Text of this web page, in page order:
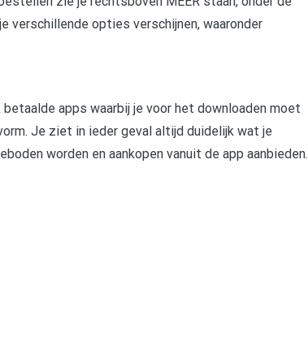
verschillende opties verschijnen, waaronder
apps waarbij je voor het downloaden moet
Je ziet in ieder geval altijd duidelijk wat je
worden en aankopen vanuit de app aanbieden.